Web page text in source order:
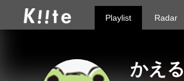
Playlist Radar
かえ